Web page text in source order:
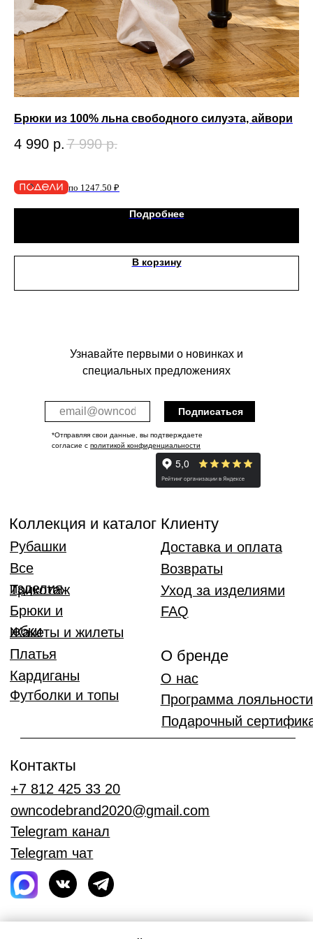
Брюки из 100% льна свободного силуэта, айвори
4 990 р. 7 990 р.
по 1247.50 ₽
Подробнее
В корзину
Подписаться
Узнавайте первыми о новинках и
специальных предложениях
*Отправляя свои данные, вы подтверждаете
согласие с политикой конфиденциальности
Разработка сайта S.S
Политика конфиденциальности